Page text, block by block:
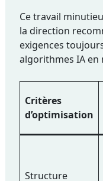
Ce travail
la direction
exigences
algorithmes IA
Critères
d’optimisation
Structure